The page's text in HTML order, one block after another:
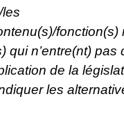
fonction(s)
qui n’entre(nt) pas
de la
les